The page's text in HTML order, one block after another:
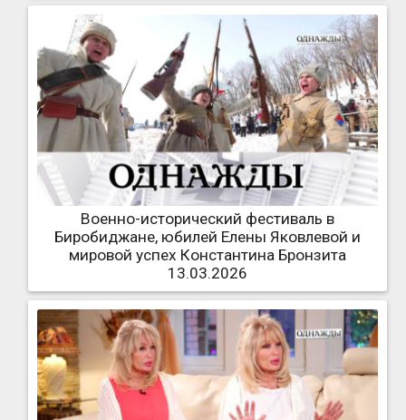
Военно-исторический фестиваль в
Биробиджане, юбилей Елены Яковлевой и
мировой успех Константина Бронзита
13.03.2026